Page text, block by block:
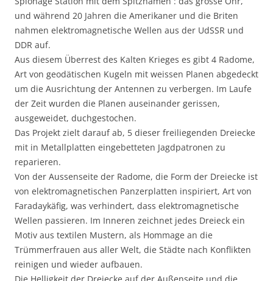
und während 20 Jahren die Amerikaner und die Briten
nahmen elektromagnetische Wellen aus der UdSSR und
DDR auf.
Aus diesem Überrest des Kalten Krieges es gibt 4 Radome,
Art von geodätischen Kugeln mit weissen Planen abgedeckt
um die Ausrichtung der Antennen zu verbergen. Im Laufe
der Zeit wurden die Planen auseinander gerissen,
ausgeweidet, duchgestochen.
Das Projekt zielt darauf ab, 5 dieser freiliegenden Dreiecke
mit in Metallplatten eingebetteten Jagdpatronen zu
reparieren.
Von der Aussenseite der Radome, die Form der Dreiecke ist
von elektromagnetischen Panzerplatten inspiriert, Art von
Faradaykäfig, was verhindert, dass elektromagnetische
Wellen passieren. Im Inneren zeichnet jedes Dreieck ein
Motiv aus textilen Mustern, als Hommage an die
Trümmerfrauen aus aller Welt, die Städte nach Konflikten
reinigen und wieder aufbauen.